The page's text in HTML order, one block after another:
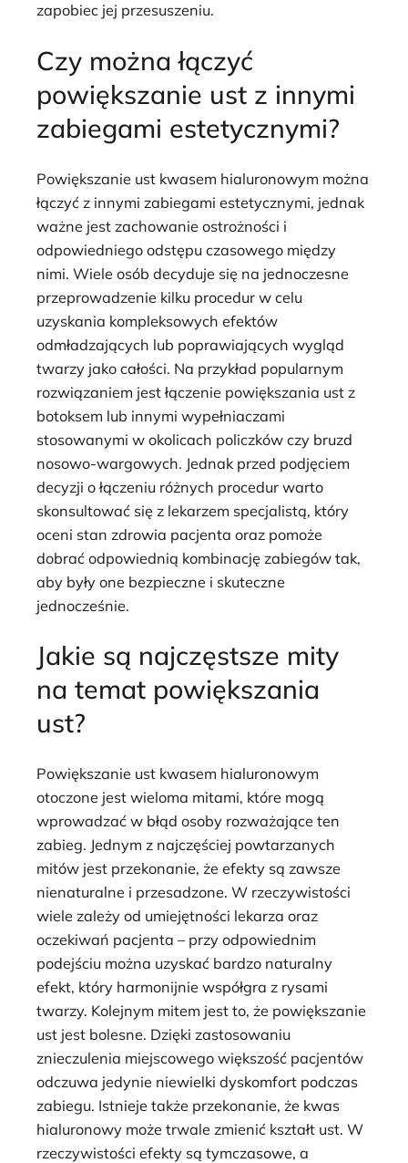
zapobiec jej przesuszeniu.
Czy można łączyć
powiększanie ust z innymi
zabiegami estetycznymi?
Powiększanie ust kwasem hialuronowym można
łączyć z innymi zabiegami estetycznymi, jednak
ważne jest zachowanie ostrożności i
odpowiedniego odstępu czasowego między
nimi. Wiele osób decyduje się na jednoczesne
przeprowadzenie kilku procedur w celu
uzyskania kompleksowych efektów
odmładzających lub poprawiających wygląd
twarzy jako całości. Na przykład popularnym
rozwiązaniem jest łączenie powiększania ust z
botoksem lub innymi wypełniaczami
stosowanymi w okolicach policzków czy bruzd
nosowo-wargowych. Jednak przed podjęciem
decyzji o łączeniu różnych procedur warto
skonsultować się z lekarzem specjalistą, który
oceni stan zdrowia pacjenta oraz pomoże
dobrać odpowiednią kombinację zabiegów tak,
aby były one bezpieczne i skuteczne
jednocześnie.
Jakie są najczęstsze mity
na temat powiększania
ust?
Powiększanie ust kwasem hialuronowym
otoczone jest wieloma mitami, które mogą
wprowadzać w błąd osoby rozważające ten
zabieg. Jednym z najczęściej powtarzanych
mitów jest przekonanie, że efekty są zawsze
nienaturalne i przesadzone. W rzeczywistości
wiele zależy od umiejętności lekarza oraz
oczekiwań pacjenta – przy odpowiednim
podejściu można uzyskać bardzo naturalny
efekt, który harmonijnie współgra z rysami
twarzy. Kolejnym mitem jest to, że powiększanie
ust jest bolesne. Dzięki zastosowaniu
znieczulenia miejscowego większość pacjentów
odczuwa jedynie niewielki dyskomfort podczas
zabiegu. Istnieje także przekonanie, że kwas
hialuronowy może trwale zmienić kształt ust. W
rzeczywistości efekty są tymczasowe, a